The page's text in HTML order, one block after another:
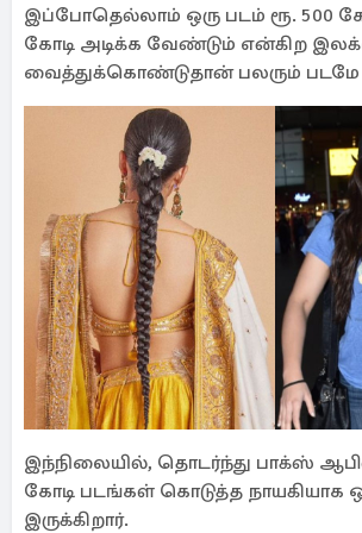
இப்போதெல்லாம் ஒரு படம் ரூ. 500
கோடி அடிக்க வேண்டும் என்கிற
வைத்துக்கொண்டுதான் பலரும் படமே
இந்நிலையில், தொடர்ந்து பாக்ஸ்
கோடி படங்கள் கொடுத்த நாயகியாக
இருக்கிறார்.